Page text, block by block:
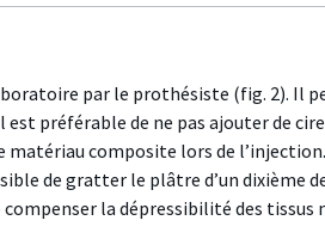
par le prothésiste (fig. 2). Il
est préférable de ne pas ajouter de
matériau composite lors de
de gratter le plâtre d’un dixième
la dépressibilité des tissus